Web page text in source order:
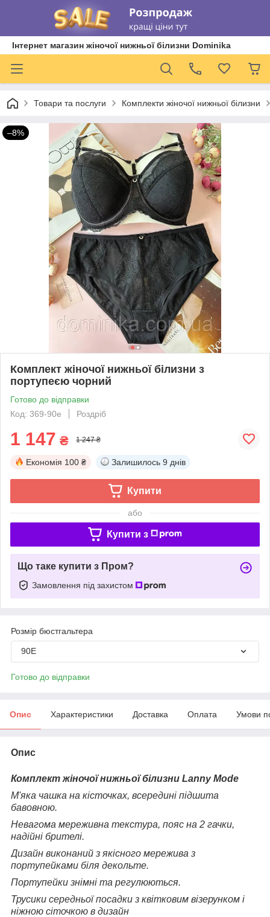
Інтернет магазин жіночої нижньої білизни Dominika
Товари та послуги Комплекти жіночої нижньої білизни
–8%
Комплект жіночої нижньої білизни з
портупеєю чорний
Готово до відправки
Код: 369-90e
Роздріб
1 147 ₴ 1 247 ₴
Економія 100 ₴ Залишилось 9 днів
Купити
або
Купити з
Що таке купити з Пром?
Замовлення під захистом
Розмір бюстгальтера
90E
Готово до відправки
Опис Характеристики Доставка Оплата Умови
Опис
Комплект жіночої нижньої білизни Lanny Mode
М'яка чашка на кісточках, всередині підшита
бавовною.
Невагома мереживна текстура, пояс на 2 гачки,
надійні брителі.
Дизайн виконаний з якісного мережива з
портупейками біля декольте.
Портупейки знімні та регулюються.
Трусики середньої посадки з квітковим візерунком і
ніжною сіточкою в дизайн